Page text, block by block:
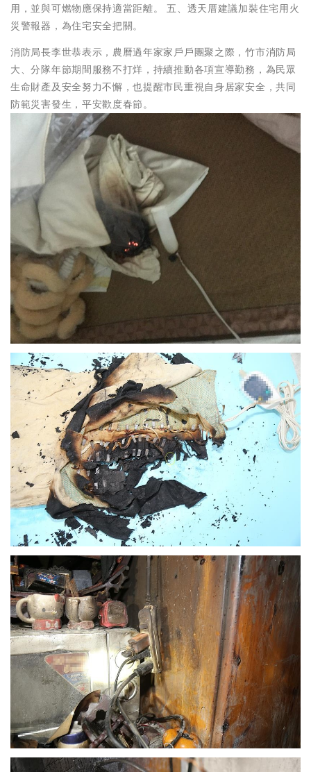
用，並與可燃物應保持適當距離。 五、透天厝建議加裝住宅用火
災警報器，為住宅安全把關。
消防局長李世恭表示，農曆過年家家戶戶團聚之際，竹市消防局
大、分隊年節期間服務不打烊，持續推動各項宣導勤務，為民眾
生命財產及安全努力不懈，也提醒市民重視自身居家安全，共同
防範災害發生，平安歡度春節。